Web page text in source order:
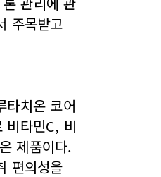
주목받고
타치온 코어
비타민C, 비
제품이다.
편의성을